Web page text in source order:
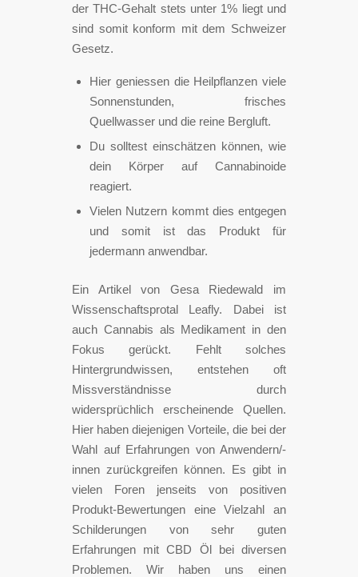
der THC-Gehalt stets unter 1% liegt und
sind somit konform mit dem Schweizer
Gesetz.
Hier geniessen die Heilpflanzen viele
Sonnenstunden, frisches
Quellwasser und die reine Bergluft.
Du solltest einschätzen können, wie
dein Körper auf Cannabinoide
reagiert.
Vielen Nutzern kommt dies entgegen
und somit ist das Produkt für
jedermann anwendbar.
Ein Artikel von Gesa Riedewald im
Wissenschaftsprotal Leafly. Dabei ist
auch Cannabis als Medikament in den
Fokus gerückt. Fehlt solches
Hintergrundwissen, entstehen oft
Missverständnisse durch
widersprüchlich erscheinende Quellen.
Hier haben diejenigen Vorteile, die bei der
Wahl auf Erfahrungen von Anwendern/-
innen zurückgreifen können. Es gibt in
vielen Foren jenseits von positiven
Produkt-Bewertungen eine Vielzahl an
Schilderungen von sehr guten
Erfahrungen mit CBD Öl bei diversen
Problemen. Wir haben uns einen